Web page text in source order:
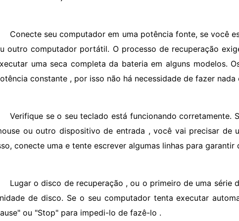
Conecte seu computador em uma potência fonte, se você
outro computador portátil. O processo de recuperação
uma seca completa da bateria em alguns modelos.
constante , por isso não há necessidade de fazer nada
Verifique se o seu teclado está funcionando corretamente.
ou outro dispositivo de entrada , você vai precisar de
conecte uma e tente escrever algumas linhas para garantir
Lugar o disco de recuperação , ou o primeiro de uma série
de disco. Se o seu computador tenta executar
ou "Stop" para impedi-lo de fazê-lo .